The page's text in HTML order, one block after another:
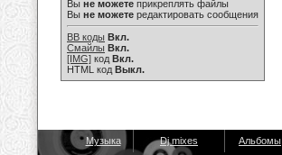
Вы не можете прикреплять файлы
Вы не можете редактировать сообщения
BB коды Вкл.
Смайлы Вкл.
[IMG] код Вкл.
HTML код Выкл.
Музыка Dj mixes Альбомы